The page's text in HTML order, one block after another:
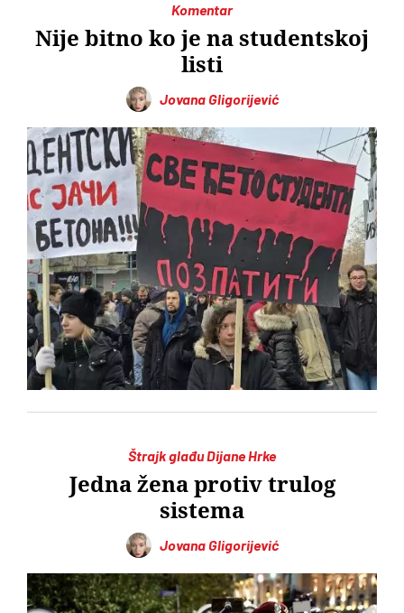
Komentar
Nije bitno ko je na studentskoj
listi
Jovana Gligorijević
Štrajk glađu Dijane Hrke
Jedna žena protiv trulog
sistema
Jovana Gligorijević